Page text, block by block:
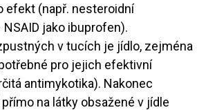
efekt (např. nesteroidní
jako ibuprofen).
v tucích je jídlo, zejména
pro jejich efektivní
antimykotika). Nakonec
na látky obsažené v jídle